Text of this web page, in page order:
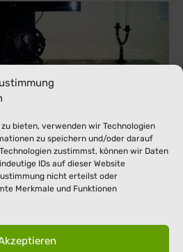
bieten, verwenden wir Technologien
zu speichern und/oder darauf
zustimmst, können wir Daten
IDs auf dieser Website
nicht erteilst oder
Merkmale und Funktionen